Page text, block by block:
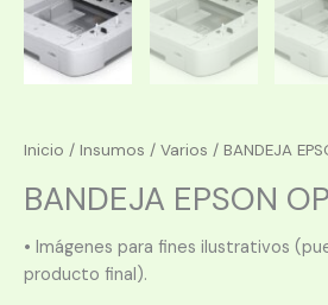
Inicio / Insumos / Varios / BANDEJA
BANDEJA EPSON
• Imágenes para fines ilustrativos
producto final).